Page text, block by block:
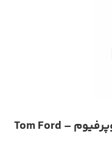
عطر زنانه تام فورد وایت پَچولی ادوپرفیوم – Tom Ford